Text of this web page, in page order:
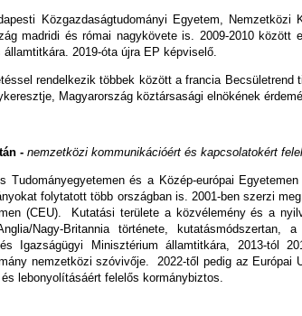
Közgazdaságtudományi Egyetem,
madridi és római nagykövete is. 2009-2010 között
2019-óta újra EP képviselő.
rendelkezik többek között a francia
Magyarország köztársasági elnökének
-nemzetközi kommunikációért és kapcsolatokért
Tudományegyetemen és a Közép-európai
folytatott több országban is. 2001-ben szerzi
(CEU). Kutatási területe a közvélemény és a
Nagy-Britannia története,
Igazságügyi Minisztérium államtitkára, 2013-tól
nemzetközi szóvivője. 2022-től pedig az Európai
lebonyolításáért felelős kormánybiztos.